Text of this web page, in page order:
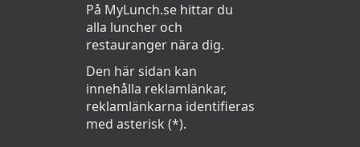
På MyLunch.se hittar du
alla luncher och
restauranger nära dig.
Den här sidan kan
innehålla reklamlänkar,
reklamlänkarna identifieras
med asterisk (*).